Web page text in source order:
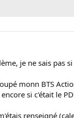
je ne sais pas
monn BTS
si c'était le
renseigné